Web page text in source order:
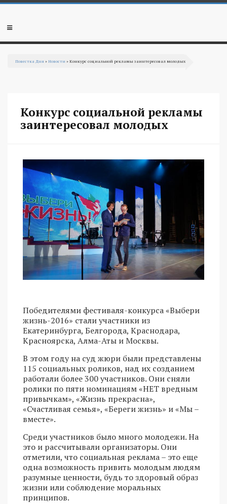
Перейти к основному содержанию
Мобильное
Повестка Дня »Новости » Конкурс социальной рекламы заинтересовал молодых
Конкурс социальной рекламы
заинтересовал молодых
Победителями фестиваля-конкурса «Выбери
жизнь-2016» стали участники из
Екатеринбурга, Белгорода, Краснодара,
Красноярска, Алма-Аты и Москвы.
В этом году на суд жюри были представлены
115 социальных роликов, над их созданием
работали более 300 участников. Они сняли
ролики по пяти номинациям «НЕТ вредным
привычкам», «Жизнь прекрасна»,
«Счастливая семья», «Береги жизнь» и «Мы –
вместе».
Среди участников было много молодежи. На
это и рассчитывали организаторы. Они
отметили, что социальная реклама – это еще
одна возможность привить молодым людям
разумные ценности, будь то здоровый образ
жизни или соблюдение моральных
принципов.